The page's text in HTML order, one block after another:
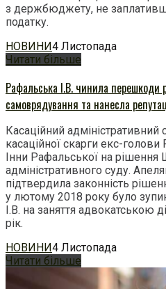
з держбюджету, не
податку.
НОВИНИ4 Листопада
Читати більше
Рафальська І.В. чинила перешкоди
самоврядування та нанесла
Касаційний
касаційної скарги екс-
Інни Рафальської на рішення
адміністративного суду.
підтвердила законність
у лютому 2018 року було
І.В. на заняття адвокатською
рік.
НОВИНИ4 Листопада
Читати більше